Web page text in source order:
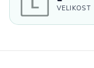
VELIKOST